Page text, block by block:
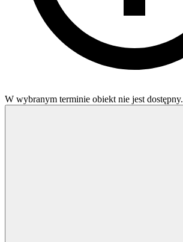
W wybranym terminie obiekt nie jest dostępny.